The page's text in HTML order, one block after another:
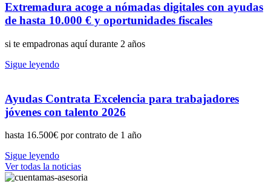
Extremadura acoge a nómadas digitales con ayudas
de hasta 10.000 € y oportunidades fiscales
si te empadronas aquí durante 2 años
Sigue leyendo
Ayudas Contrata Excelencia para trabajadores
jóvenes con talento 2026
hasta 16.500€ por contrato de 1 año
Sigue leyendo
Ver todas la noticias